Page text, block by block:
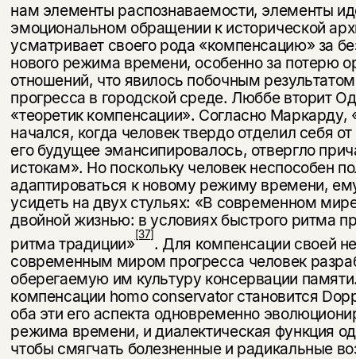
нам элементы распознаваемости, эле­менты
эмоциональном обращении к исторической
усматривает своего рода «компенсацию» за
нового режима времени, особенно за потерю
отношений, что явилось побочным
прогресса в городской среде. Люббе вторит
«теоретик компен­сации». Согласно
начался, когда человек твердо отделил себя
его будущее эмансипировалось, отвергло
истокам». Но поскольку человек неспособен
адаптироваться к новому режиму времени,
усидеть на двух стульях: «В современном
двойной жизнью: в условиях быстрого ритма
ритма традиции»[37]. Для компенсации своей
современным миром прогресса человек
оберегаемую им культуру консер­вации
компенсации homo conservator становится
оба эти его аспекта одновременно
режима времени, и диалектическая функция
чтобы смягчать болезненные и радикальные